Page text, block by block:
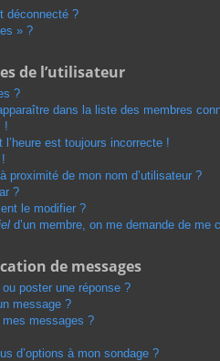
déconnecté ?
» ?
de l’utilisateur
?
dans la liste des membres
!
l’heure est toujours incorrecte !
proximité de mon nom d’utilisateur ?
?
le modifier ?
d’un membre, on me demande de me
de messages
poster une réponse ?
message ?
messages ?
d’options à mon sondage ?